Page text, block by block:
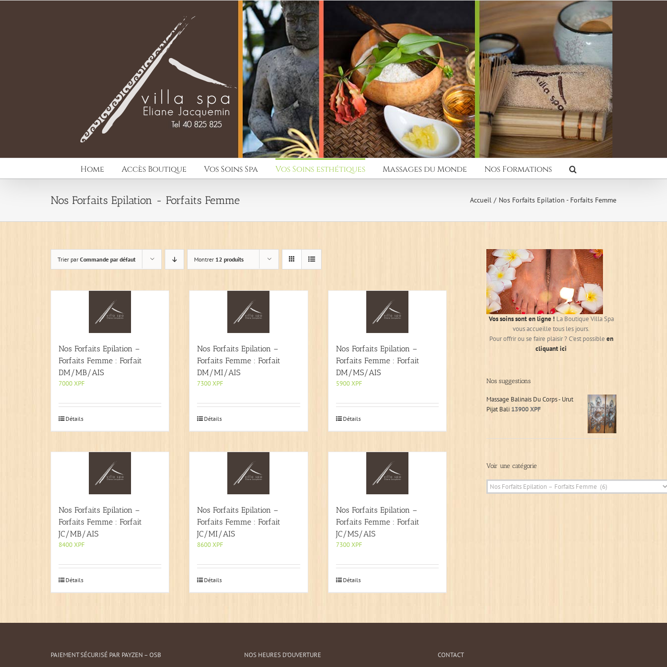
Home Accès Boutique Vos Soins Spa Vos Soins esthétiques Massages du Monde Nos Formations
Nos Forfaits Epilation - Forfaits Femme Accueil Nos Forfaits Epilation - Forfaits Femme
Trier par Commande par défaut Montrer 12 produits
Nos Forfaits Epilation –
Forfaits Femme : Forfait
DM/MB/AIS
7000XPF
Détails
Nos Forfaits Epilation –
Forfaits Femme : Forfait
DM/MI/AIS
7300XPF
Détails
Nos Forfaits Epilation –
Forfaits Femme : Forfait
DM/MS/AIS
5900XPF
Détails
Nos Forfaits Epilation –
Forfaits Femme : Forfait
JC/MB/AIS
8400XPF
Détails
Nos Forfaits Epilation –
Forfaits Femme : Forfait
JC/MI/AIS
8600XPF
Détails
Nos Forfaits Epilation –
Forfaits Femme : Forfait
JC/MS/AIS
7300XPF
Détails
Vos soins sont en ligne ! La Boutique Villa Spa
vous accueille tous les jours.
Pour offrir ou se faire plaisir ? C'est possible en
cliquant ici
Nos suggestions
Massage Balinais Du Corps - Urut
Pijat Bali 13900XPF
Voir une catégorie
PAIEMENT SÉCURISÉ PAR PAYZEN – OSB NOS HEURES D’OUVERTURE CONTACT